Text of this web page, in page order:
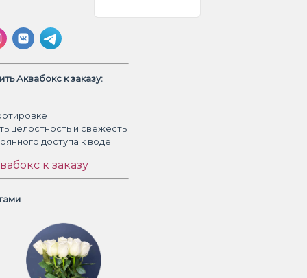
Аквабокс к заказу:
целостность и свежесть
доступа к воде
к заказу